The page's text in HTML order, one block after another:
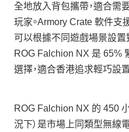
全地放入背包攜帶，適合需
玩家。Armory Crate 軟件支
可以根據不同遊戲場景設置
ROG Falchion NX 是 65%
選擇，適合香港追求輕巧設
ROG Falchion NX 的 450
況下）是市場上同類型無線